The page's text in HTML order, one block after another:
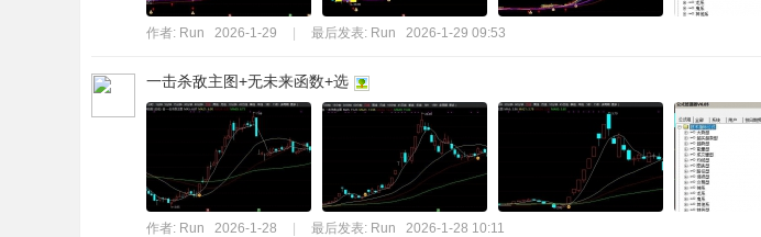
作者: Run 2026-1-29 最后发表: Run 2026-1-29 09:53
一击杀敌主图+无未来函数+选
作者: Run 2026-1-28 最后发表: Run 2026-1-28 10:11